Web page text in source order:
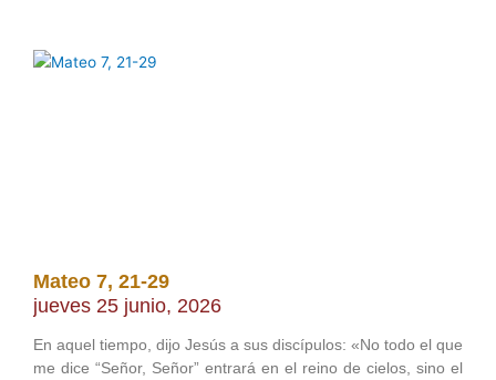
Mateo 7, 21-29
jueves 25 junio, 2026
En aquel tiempo, dijo Jesús a sus discípulos: «No todo el que
me dice “Señor, Señor” entrará en el reino de cielos, sino el